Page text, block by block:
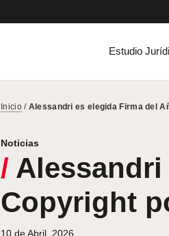
Estudio
Inicio/ Alessandri es elegida Firma del
Noticias
/ Alessandri
Copyright
10 de Abril, 2026